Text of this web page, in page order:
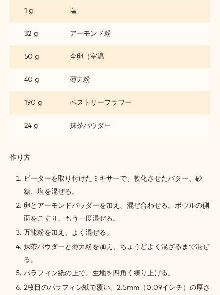
ブ
レ
1 g 塩
32 g アーモンド粉
50 g 全卵（室温
40 g 薄力粉
190 g ペストリーフラワー
24 g 抹茶パウダー
作り方
茶
パ
ー
ト
サ
ブ
レ
ビーターを取り付けたミキサーで、軟化させたバター、砂
糖、塩を混ぜる。
卵とアーモンドパウダーを加え、混ぜ合わせる。ボウルの側
面をこすり、もう一度混ぜる。
万能粉を加え、よく混ぜる。
抹茶パウダーと薄力粉を加え、ちょうどよく混ざるまで混ぜ
る。
パラフィン紙の上で、生地を四角く練り上げる。
2枚目のパラフィン紙で覆い、2.5mm（0.09インチ）の厚さ